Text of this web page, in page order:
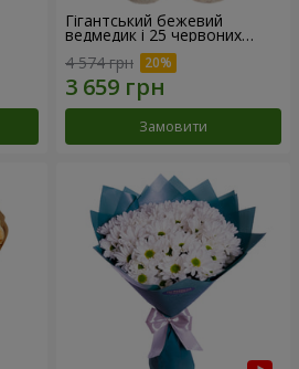
Гігантський бежевий
ведмедик і 25 червоних
троянд
4 574 грн
Замовити